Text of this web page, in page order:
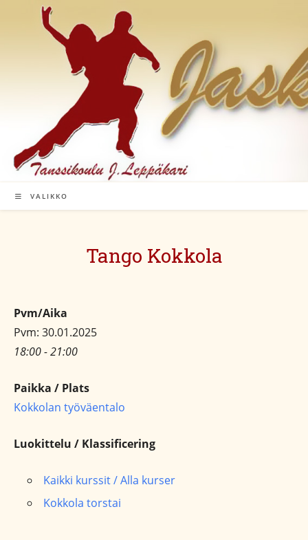
VALIKKO
Tango Kokkola
Pvm/Aika
Pvm: 30.01.2025
18:00 - 21:00
Paikka / Plats
Kokkolan työväentalo
Luokittelu / Klassificering
Kaikki kurssit / Alla kurser
Kokkola torstai